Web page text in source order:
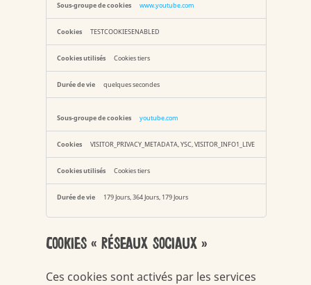
www.youtube.com
TESTCOOKIESENABLED
Cookies tiers
quelques secondes
youtube.com
VISITOR_PRIVACY_METADATA, YSC, VISITOR_INFO1_LIVE
Cookies tiers
179 Jours, 364 Jours, 179 Jours
Cookies « réseaux sociaux »
Ces cookies sont activés par les services